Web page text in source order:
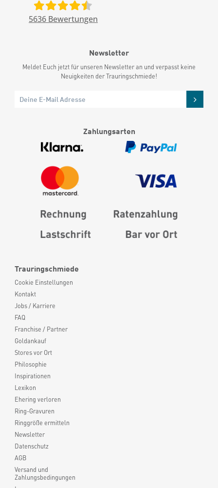
Trauringschmiede
Cookie Einstellungen
Kontakt
Jobs / Karriere
FAQ
Franchise / Partner
Goldankauf
Stores vor Ort
Philosophie
Inspirationen
Lexikon
Ehering verloren
Ring-Gravuren
Ringgröße ermitteln
Newsletter
Datenschutz
AGB
Versand und
Zahlungsbedingungen
5636 Bewertungen
Newsletter
Meldet Euch jetzt für unseren Newsletter an und verpasst keine
Neuigkeiten der Trauringschmiede!
Zahlungsarten